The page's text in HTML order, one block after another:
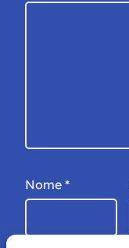
Nome *